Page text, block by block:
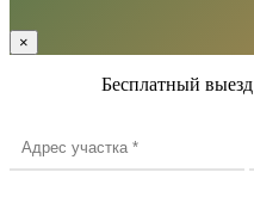
×
Бесплатный